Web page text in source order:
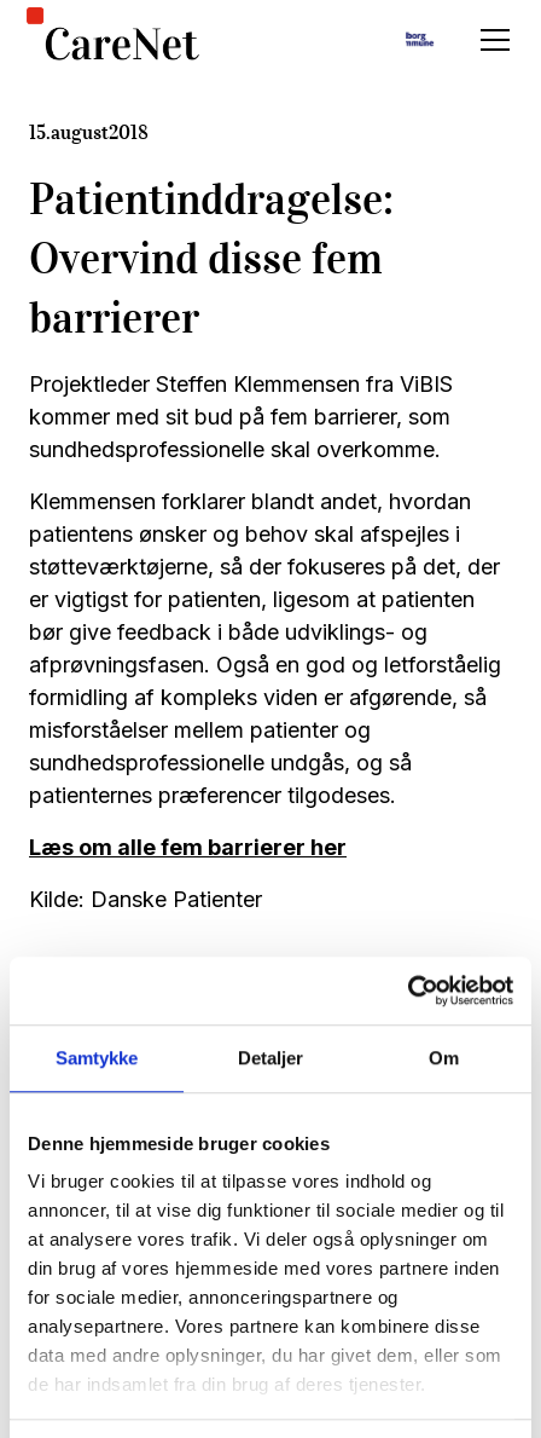
Samtykke Detaljer Om
Denne hjemmeside bruger cookies
Vi bruger cookies til at tilpasse vores indhold og
annoncer, til at vise dig funktioner til sociale medier og til
at analysere vores trafik. Vi deler også oplysninger om
din brug af vores hjemmeside med vores partnere inden
for sociale medier, annonceringspartnere og
analysepartnere. Vores partnere kan kombinere disse
data med andre oplysninger, du har givet dem, eller som
de har indsamlet fra din brug af deres tjenester.
15.august2018
Patientinddragelse:
Overvind disse fem
barrierer
Projektleder Steffen Klemmensen fra ViBIS
kommer med sit bud på fem barrierer, som
sundhedsprofessionelle skal overkomme.
Klemmensen forklarer blandt andet, hvordan
patientens ønsker og behov skal afspejles i
støtteværktøjerne, så der fokuseres på det, der
er vigtigst for patienten, ligesom at patienten
bør give feedback i både udviklings- og
afprøvningsfasen. Også en god og letforståelig
formidling af kompleks viden er afgørende, så
misforståelser mellem patienter og
sundhedsprofessionelle undgås, og så
patienternes præferencer tilgodeses.
Læs om alle fem barrierer her
Kilde: Danske Patienter